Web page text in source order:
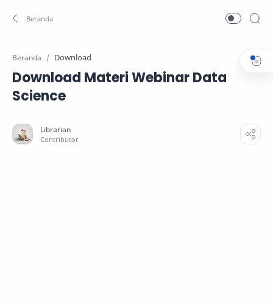
Beranda Download
Download Materi Webinar Data
Science